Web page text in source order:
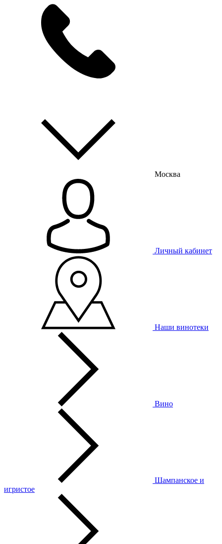
Москва
Личный кабинет
Наши винотеки
Вино
Шампанское и
игристое